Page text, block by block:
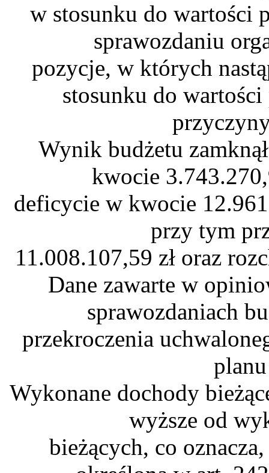
w stosunku do wartości
sprawozdaniu
pozycje, w których
stosunku do
Wynik budżetu
kwocie
deficycie w kwocie
przy tym
11.008.107,59 zł oraz
Dane zawarte w
sprawozdaniach
przekroczenia
Wykonane dochody
wyższe od
bieżących, co